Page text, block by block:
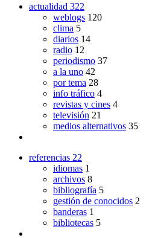
actualidad 322
weblogs 120
clima 5
diarios 14
radio 12
periodismo 37
a la uno 42
por tema 28
info tráfico 4
revistas y cines 4
televisión 21
medios alternativos 35
referencias 22
idiomas 1
archivos 8
bibliografía 5
gestión de conocidos 2
banderas 1
bibliotecas 5